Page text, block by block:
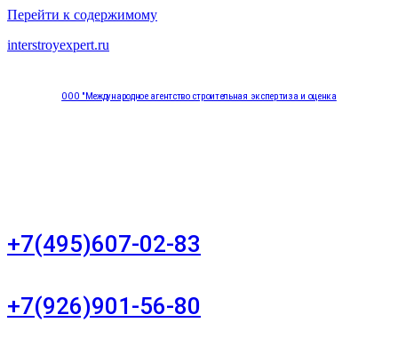
Перейти к содержимому
interstroyexpert.ru
ООО "Международное агентство строительная экспертиза и оценка
+7(495)607-02-83
+7(926)901-56-80